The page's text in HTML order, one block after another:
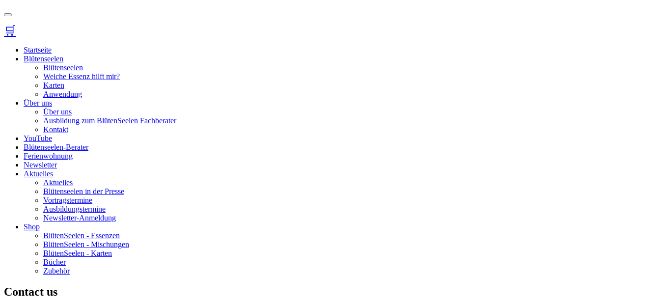
🛒
Startseite
Blütenseelen
Blütenseelen
Welche Essenz hilft mir?
Karten
Anwendung
Über uns
Über uns
Ausbildung zum BlütenSeelen Fachberater
Kontakt
YouTube
Blütenseelen-Berater
Ferienwohnung
Newsletter
Aktuelles
Aktuelles
Blütenseelen in der Presse
Vortragstermine
Ausbildungstermine
Newsletter-Anmeldung
Shop
BlütenSeelen - Essenzen
BlütenSeelen - Mischungen
BlütenSeelen - Karten
Bücher
Zubehör
Contact us